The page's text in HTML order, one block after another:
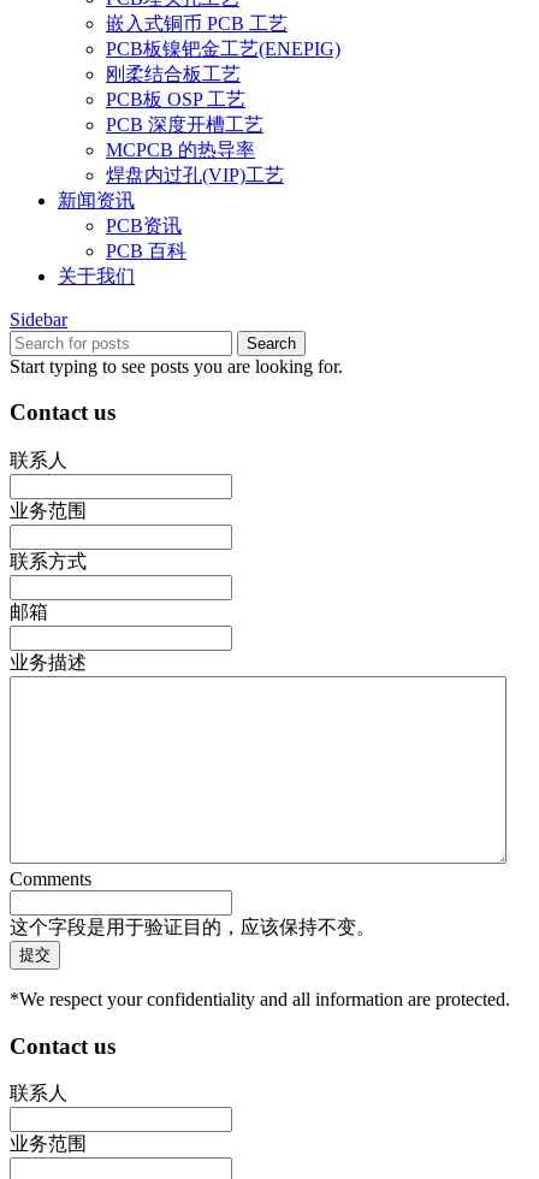
嵌入式铜币 PCB 工艺
PCB板镍钯金工艺(ENEPIG)
刚柔结合板工艺
PCB板 OSP 工艺
PCB 深度开槽工艺
MCPCB 的热导率
焊盘内过孔(VIP)工艺
新闻资讯
PCB资讯
PCB 百科
关于我们
Sidebar
Search
Start typing to see posts you are looking for.
Contact us
联系人
业务范围
联系方式
邮箱
业务描述
Comments
这个字段是用于验证目的，应该保持不变。
*We respect your confidentiality and all information are protected.
Contact us
联系人
业务范围